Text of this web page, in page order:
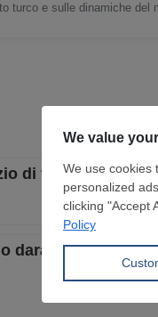
turco e sulle dinamiche del
di verifica
darà priorità al